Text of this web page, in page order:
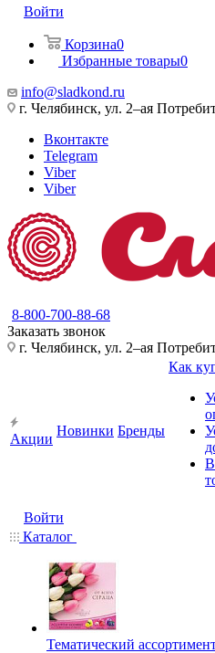
Войти
Корзина0
Избранные товары0
info@sladkond.ru
г. Челябинск, ул. 2–ая
Вконтакте
Telegram
Viber
Viber
8-800-700-88-68
Заказать звонок
г. Челябинск, ул. 2–ая
Акции
Новинки Бренды
Как
Войти
Каталог
Тематический